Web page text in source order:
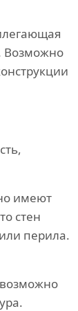
Возможно
имеют
стен
перила.